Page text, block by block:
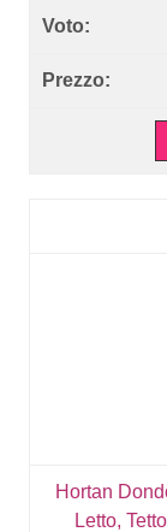
Hortan
Letto,